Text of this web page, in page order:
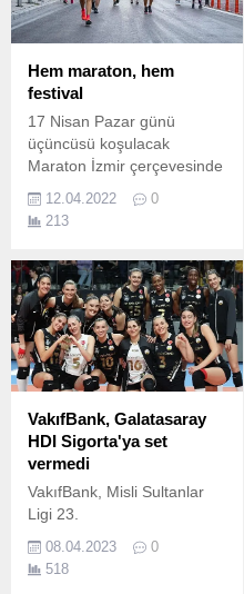
Hem maraton, hem
festival
17 Nisan Pazar günü
üçüncüsü koşulacak
Maraton İzmir çerçevesinde
düzenlenecek Sporfest
İzmir’de farklı spor
branşlarını deneyimleme
turnuvalar, etkinlikler ve
konserlerle tam bir festival
havası yaratılacak.
12.04.2022
0
213
VakıfBank, Galatasaray
HDI Sigorta'ya set
vermedi
VakıfBank, Misli Sultanlar
Ligi 23.
08.04.2023
0
518